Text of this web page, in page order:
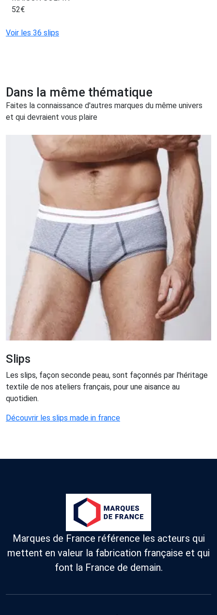
52€
Voir les 36 slips
Dans la même thématique
Faites la connaissance d'autres marques du même univers
et qui devraient vous plaire
Slips
Les slips, façon seconde peau, sont façonnés par l'héritage
textile de nos ateliers français, pour une aisance au
quotidien.
Découvrir les slips made in france
Marques de France référence les acteurs qui
mettent en valeur la fabrication française et qui
font la France de demain.